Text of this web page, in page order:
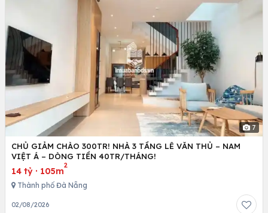
7
CHỦ GIẢM CHÀO 300TR! NHÀ 3 TẦNG LÊ VĂN THỦ – NAM
VIỆT Á – DÒNG TIỀN 40TR/THÁNG!
14 tỷ · 105m
2
Thành phố Đà Nẵng
02/08/2026